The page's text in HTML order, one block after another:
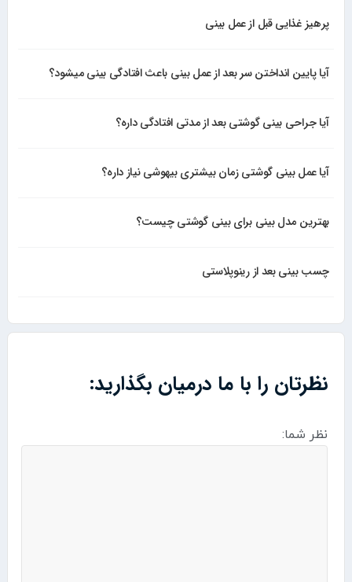
پرهیز غذایی قبل از عمل بینی
آیا پایین انداختن سر بعد از عمل بینی باعث افتادگی بینی میشود؟
آیا جراحی بینی گوشتی بعد از مدتی افتادگی داره؟
آیا عمل بینی گوشتی زمان بیشتری بیهوشی نیاز داره؟
بهترین مدل بینی برای بینی گوشتی چیست؟
چسب بینی بعد از رینوپلاستی
نظرتان را با ما درمیان بگذارید:
نظر شما: